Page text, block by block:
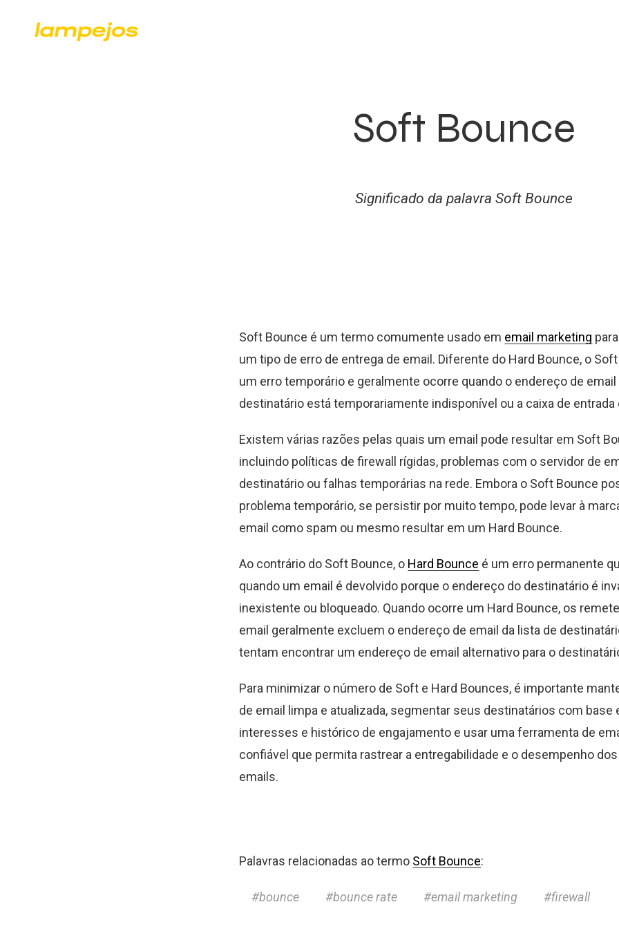
Soft Bounce
Significado da palavra Soft Bounce
Soft Bounce é um termo comumente usado em email marketing
um tipo de erro de entrega de email. Diferente do Hard Bounce, o
um erro temporário e geralmente ocorre quando o endereço de email
destinatário está temporariamente indisponível ou a caixa de entrada
Existem várias razões pelas quais um email pode resultar em Soft
incluindo políticas de firewall rígidas, problemas com o servidor de
destinatário ou falhas temporárias na rede. Embora o Soft Bounce
problema temporário, se persistir por muito tempo, pode levar à
email como spam ou mesmo resultar em um Hard Bounce.
Ao contrário do Soft Bounce, o Hard Bounce é um erro permanente
quando um email é devolvido porque o endereço do destinatário é
inexistente ou bloqueado. Quando ocorre um Hard Bounce, os
email geralmente excluem o endereço de email da lista de
tentam encontrar um endereço de email alternativo para o
Para minimizar o número de Soft e Hard Bounces, é importante
de email limpa e atualizada, segmentar seus destinatários com base
interesses e histórico de engajamento e usar uma ferramenta de
confiável que permita rastrear a entregabilidade e o desempenho
emails.
Palavras relacionadas ao termo Soft Bounce:
bounce bounce rate email marketing firewall